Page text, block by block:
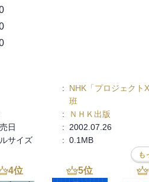
:
NHK「プロジェクト
班
:
ＮＨＫ出版
日 :
2002.07.26
サイズ : 0.1MB
も
4位 5位